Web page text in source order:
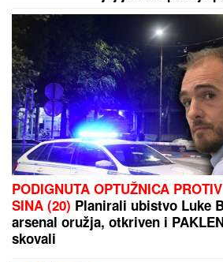
Ljudi ne veruju šta piše: U zgradi
zalepljen papir sa ovim
viralna na internetu